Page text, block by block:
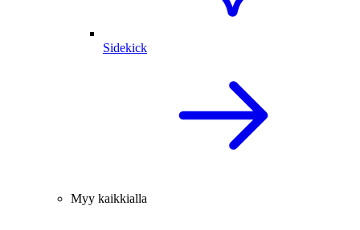
Sidekick
Myy kaikkialla